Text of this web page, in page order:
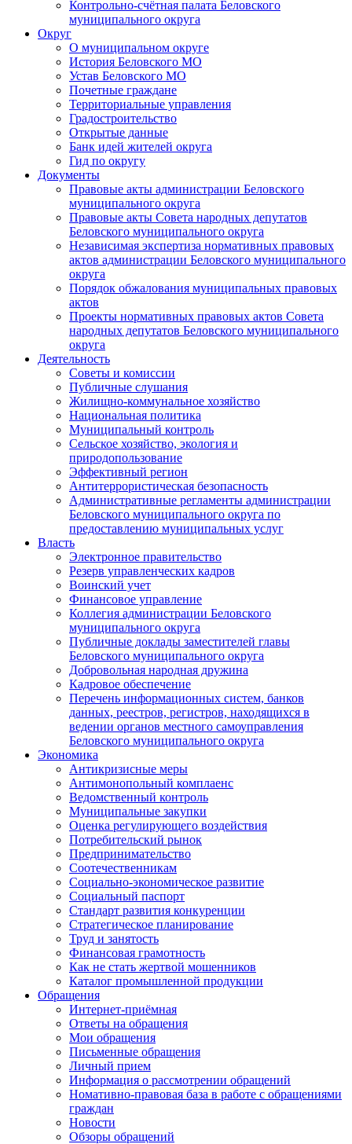
Контрольно-счётная палата Беловского
муниципального округа
Округ
О муниципальном округе
История Беловского МО
Устав Беловского МО
Почетные граждане
Территориальные управления
Градостроительство
Открытые данные
Банк идей жителей округа
Гид по округу
Документы
Правовые акты администрации Беловского
муниципального округа
Правовые акты Совета народных депутатов
Беловского муниципального округа
Независимая экспертиза нормативных правовых
актов администрации Беловского муниципального
округа
Порядок обжалования муниципальных правовых
актов
Проекты нормативных правовых актов Совета
народных депутатов Беловского муниципального
округа
Деятельность
Советы и комиссии
Публичные слушания
Жилищно-коммунальное хозяйство
Национальная политика
Муниципальный контроль
Сельское хозяйство, экология и
природопользование
Эффективный регион
Антитеррористическая безопасность
Административные регламенты администрации
Беловского муниципального округа по
предоставлению муниципальных услуг
Власть
Электронное правительство
Резерв управленческих кадров
Воинский учет
Финансовое управление
Коллегия администрации Беловского
муниципального округа
Публичные доклады заместителей главы
Беловского муниципального округа
Добровольная народная дружина
Кадровое обеспечение
Перечень информационных систем, банков
данных, реестров, регистров, находящихся в
ведении органов местного самоуправления
Беловского муниципального округа
Экономика
Антикризисные меры
Антимонопольный комплаенс
Ведомственный контроль
Муниципальные закупки
Оценка регулирующего воздействия
Потребительский рынок
Предпринимательство
Соотечественникам
Социально-экономическое развитие
Социальный паспорт
Стандарт развития конкуренции
Стратегическое планирование
Труд и занятость
Финансовая грамотность
Как не стать жертвой мошенников
Каталог промышленной продукции
Обращения
Интернет-приёмная
Ответы на обращения
Мои обращения
Письменные обращения
Личный прием
Информация о рассмотрении обращений
Номативно-правовая база в работе с обращениями
граждан
Новости
Обзоры обращений